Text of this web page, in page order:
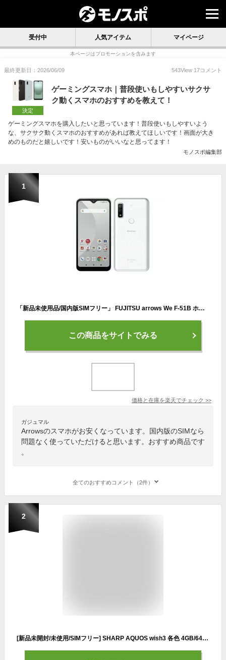
受付中 人気アイテム マイページ
本ページはプロモーションを含みます
最終更新日：2026/06/09 543View 17コメント
決定
ゲーミングスマホ｜普段使いもしやすいサクサ
ク動くスマホのおすすめを教えて！
ゲーミングスマホを購入したいと思っています！普段使いもしやすいよう
な、サクサク動くスマホのおすすめがあれば教えてほしいです！画面が大き
めのものだと嬉しいです！安いものがいいなと思ってます！
モノスポ編集部
1
「新品未使用品/国内版SIMフリー」 FUJITSU arrows We F-51B ホワイト ドコモ版 白ロム スマホ 本体
この商品をサイトでみる
価格と在庫を楽天でチェック >>
ガジュマル
Arrowsのスマホがお安くなっています。国内版のSIMなら
問題なく使っていただけると思います。おすすめ商品です
。
全てのおすすめコメント（2件）
2
[新品未開封/未使用/SIMフリー] SHARP AQUOS wish3 各色 4GB/64GB ソフトバング版A302SH/Yモバイル版A302SH/docomo版SH-53D/楽天モデル版SH-M25/ノンキャリアSIMフリー版SH-M25 スマホ 本体